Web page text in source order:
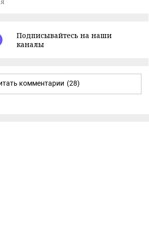
Подписывайтесь на наши
каналы
комментарии (28)